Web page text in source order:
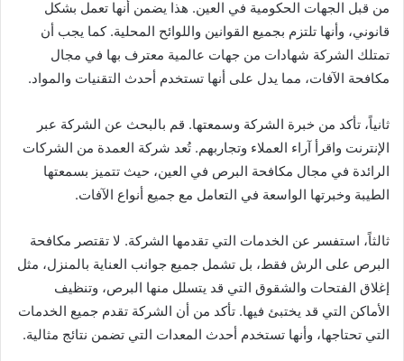
من قبل الجهات الحكومية في العين. هذا يضمن أنها تعمل بشكل
قانوني، وأنها تلتزم بجميع القوانين واللوائح المحلية. كما يجب أن
تمتلك الشركة شهادات من جهات عالمية معترف بها في مجال
مكافحة الآفات، مما يدل على أنها تستخدم أحدث التقنيات والمواد.
ثانياً، تأكد من خبرة الشركة وسمعتها. قم بالبحث عن الشركة عبر
الإنترنت واقرأ آراء العملاء وتجاربهم. تُعد شركة العمدة من الشركات
الرائدة في مجال مكافحة البرص في العين، حيث تتميز بسمعتها
الطيبة وخبرتها الواسعة في التعامل مع جميع أنواع الآفات.
ثالثاً، استفسر عن الخدمات التي تقدمها الشركة. لا تقتصر مكافحة
البرص على الرش فقط، بل تشمل جميع جوانب العناية بالمنزل، مثل
إغلاق الفتحات والشقوق التي قد يتسلل منها البرص، وتنظيف
الأماكن التي قد يختبئ فيها. تأكد من أن الشركة تقدم جميع الخدمات
التي تحتاجها، وأنها تستخدم أحدث المعدات التي تضمن نتائج مثالية.